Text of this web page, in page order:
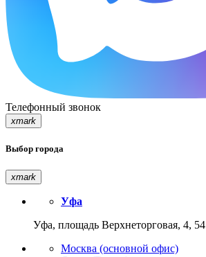
Телефонный звонок
xmark
Выбор города
xmark
Уфа
Уфа, площадь Верхнеторговая, 4, 54
Москва (основной офис)